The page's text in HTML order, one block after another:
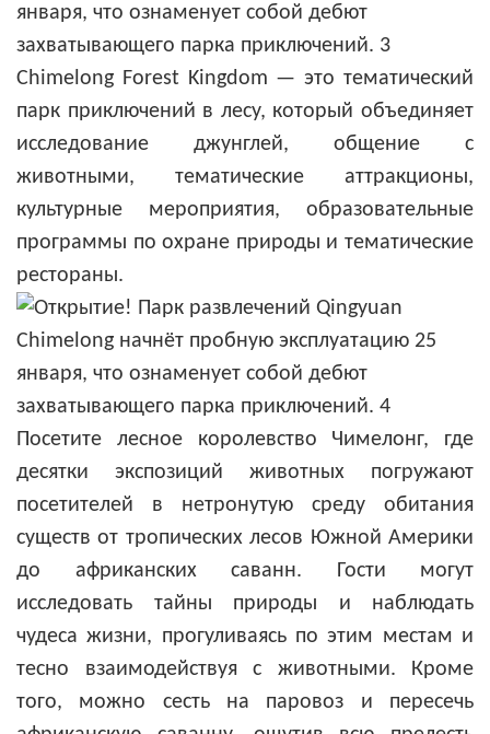
Chimelong Forest Kingdom — это тематический
парк приключений в лесу, который объединяет
исследование джунглей, общение с
животными, тематические аттракционы,
культурные мероприятия, образовательные
программы по охране природы и тематические
рестораны.
Посетите лесное королевство Чимелонг, где
десятки экспозиций животных погружают
посетителей в нетронутую среду обитания
существ от тропических лесов Южной Америки
до африканских саванн. Гости могут
исследовать тайны природы и наблюдать
чудеса жизни, прогуливаясь по этим местам и
тесно взаимодействуя с животными. Кроме
того, можно сесть на паровоз и пересечь